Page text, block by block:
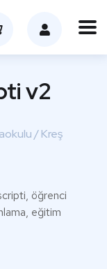
v2
/ Kreş